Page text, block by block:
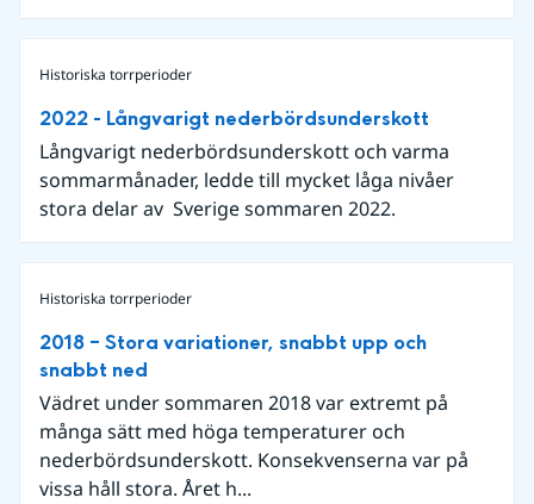
Historiska torrperioder
2022 - Långvarigt nederbördsunderskott
Långvarigt nederbördsunderskott och varma
sommarmånader, ledde till mycket låga nivåer
stora delar av Sverige sommaren 2022.
Historiska torrperioder
2018 – Stora variationer, snabbt upp och
snabbt ned
Vädret under sommaren 2018 var extremt på
många sätt med höga temperaturer och
nederbördsunderskott. Konsekvenserna var på
vissa håll stora. Året h...